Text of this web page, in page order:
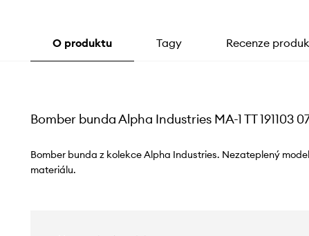
O produktu Tagy Recenze
Bomber bunda Alpha Industries MA-1 TT 191103
Bomber bunda z kolekce Alpha Industries. Nezateplený
materiálu.